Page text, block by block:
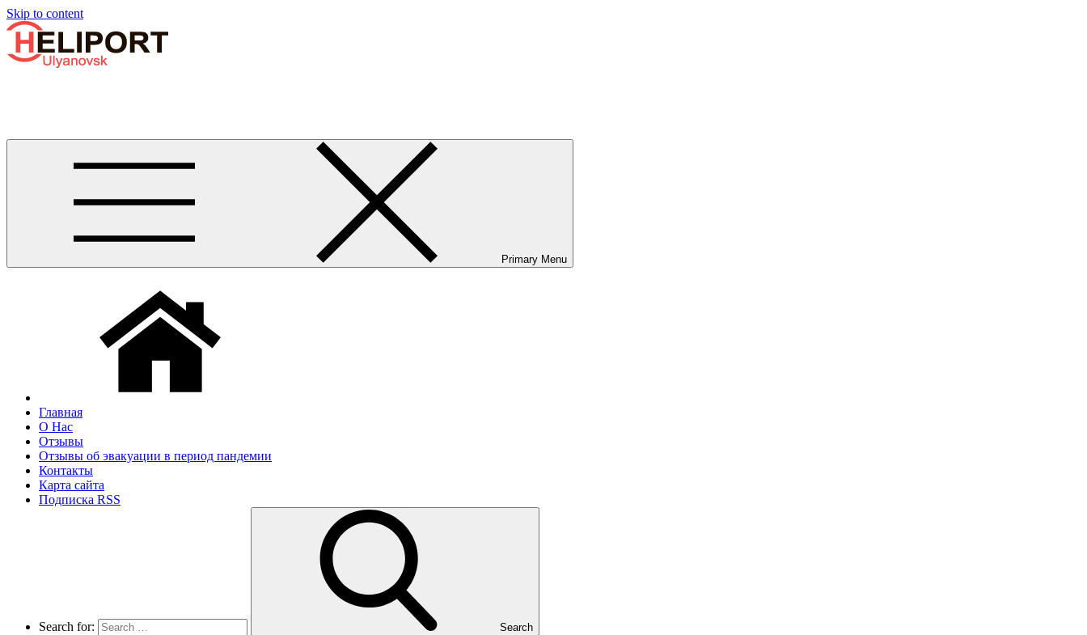
Skip to content
Primary Menu
Главная
О Нас
Отзывы
Отзывы об эвакуации в период пандемии
Контакты
Карта сайта
Подписка RSS
Search for: Search